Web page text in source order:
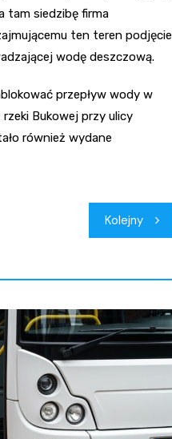
tam siedzibę firma
ten teren podjęcie
wodę deszczową.
przepływ wody w
Bukowej przy ulicy
również wydane
Kolejny